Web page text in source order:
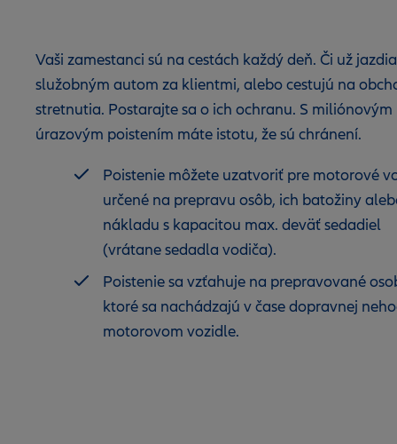
Vaši zamestanci sú na cestách každý deň. Či už jazdia
služobným autom za klientmi, alebo cestujú na
stretnutia. Postarajte sa o ich ochranu. S miliónovým
úrazovým poistením máte istotu, že sú chránení.
Poistenie môžete uzatvoriť pre motorové
určené na prepravu osôb, ich batožiny
nákladu s kapacitou max. deväť sedadiel
(vrátane sedadla vodiča).
Poistenie sa vzťahuje na prepravované
ktoré sa nachádzajú v čase dopravnej
motorovom vozidle.